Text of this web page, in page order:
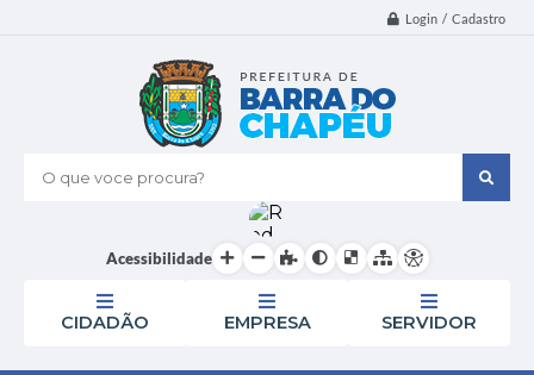
Login / Cadastro
O que voce procura?
Acessibilidade
CIDADÃO EMPRESA SERVIDOR